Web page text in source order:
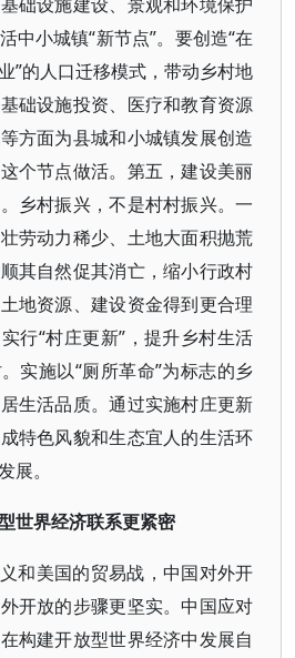
中小城镇“新节点”。要创造“在
”的人口迁移模式，带动乡村地
础设施投资、医疗和教育资源
方面为县城和小城镇发展创造
个节点做活。第五，建设美丽
乡村振兴，不是村村振兴。一
劳动力稀少、土地大面积抛荒
其自然促其消亡，缩小行政村
地资源、建设资金得到更合理
行“村庄更新”，提升乡村生活
实施以“厕所革命”为标志的乡
生活品质。通过实施村庄更新
特色风貌和生态宜人的生活环
展。
世界经济联系更紧密
和美国的贸易战，中国对外开
开放的步骤更坚实。中国应对
构建开放型世界经济中发展自